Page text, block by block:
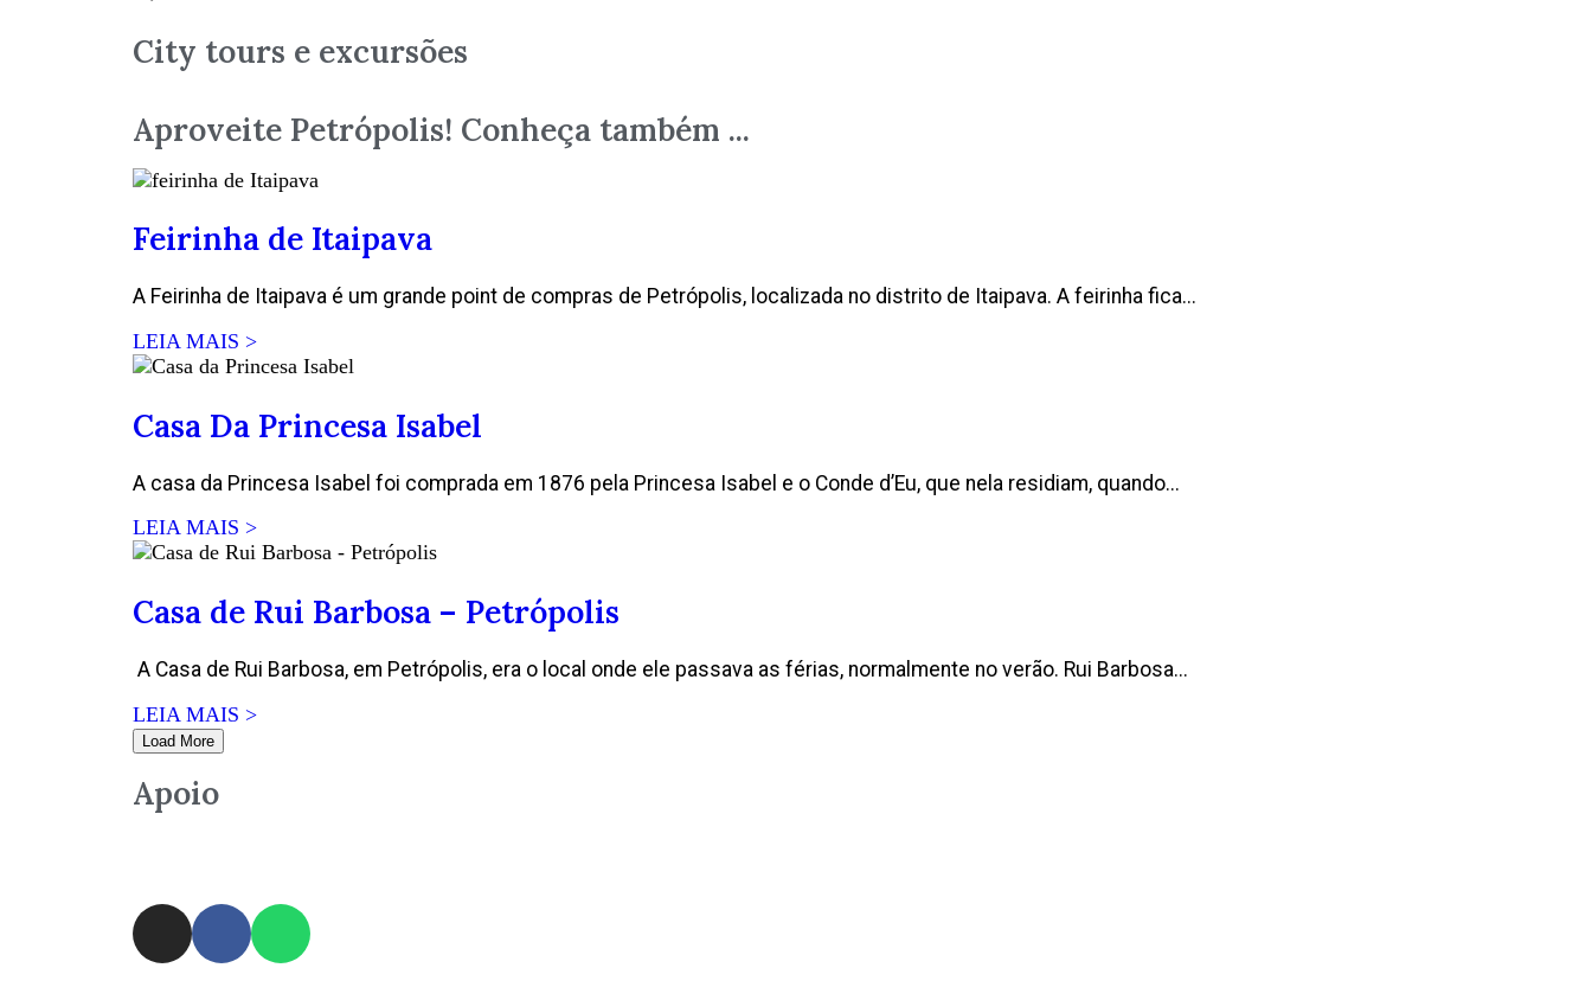
City tours e excursões
Aproveite Petrópolis! Conheça também ...
Feirinha de Itaipava
A Feirinha de Itaipava é um grande point de compras de Petrópolis, localizada no distrito de Itaipava. A feirinha fica...
LEIA MAIS >
Casa Da Princesa Isabel
A casa da Princesa Isabel foi comprada em 1876 pela Princesa Isabel e o Conde d’Eu, que nela residiam, quando...
LEIA MAIS >
Casa de Rui Barbosa – Petrópolis
A Casa de Rui Barbosa, em Petrópolis, era o local onde ele passava as férias, normalmente no verão. Rui Barbosa...
LEIA MAIS >
Load More
Apoio